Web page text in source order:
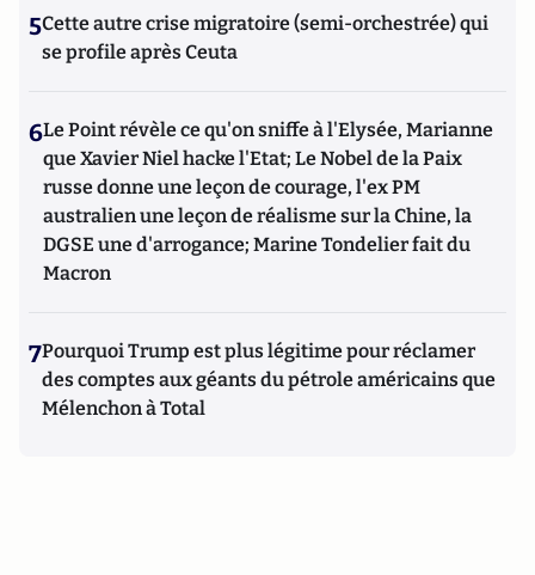
5Cette autre crise migratoire (semi-orchestrée) qui
se profile après Ceuta
6Le Point révèle ce qu'on sniffe à l'Elysée, Marianne
que Xavier Niel hacke l'Etat; Le Nobel de la Paix
russe donne une leçon de courage, l'ex PM
australien une leçon de réalisme sur la Chine, la
DGSE une d'arrogance; Marine Tondelier fait du
Macron
7Pourquoi Trump est plus légitime pour réclamer
des comptes aux géants du pétrole américains que
Mélenchon à Total